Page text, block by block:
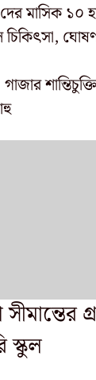
মাসিক ১০
স্কুল